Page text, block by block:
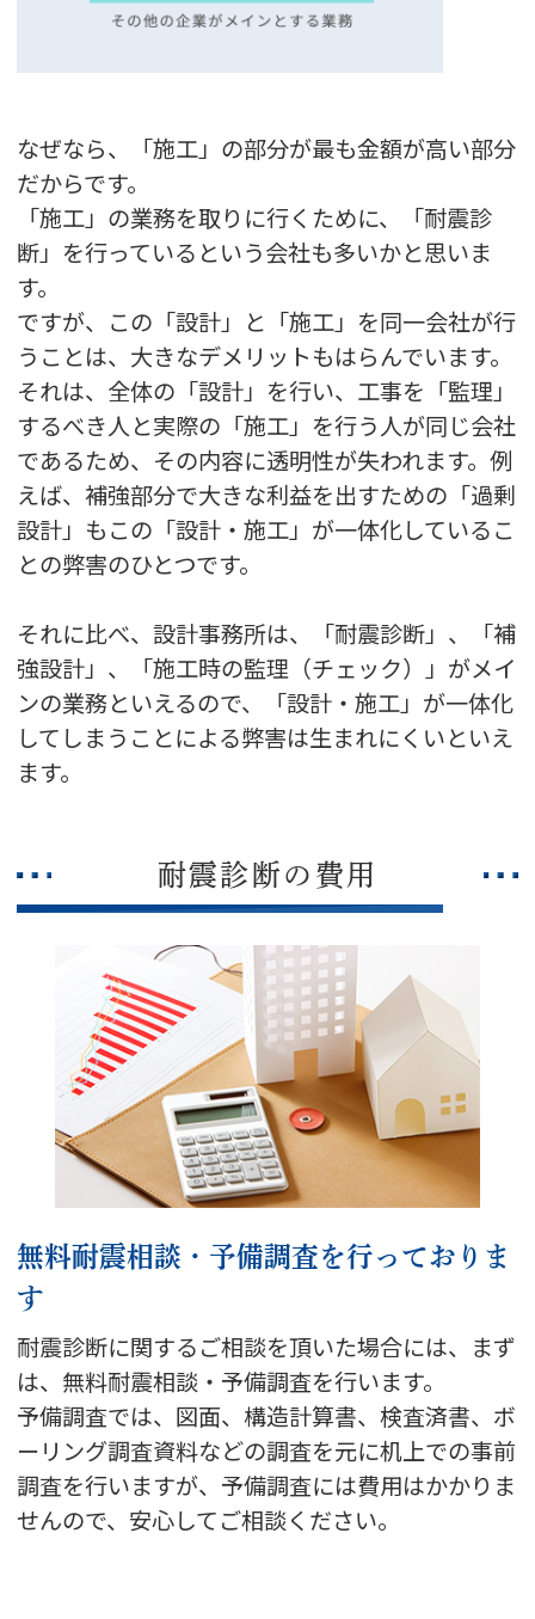
なぜなら、「施工」の部分が最も金額が高い部分
だからです。
「施工」の業務を取りに行くために、「耐震診
断」を行っているという会社も多いかと思いま
す。
ですが、この「設計」と「施工」を同一会社が行
うことは、大きなデメリットもはらんでいます。
それは、全体の「設計」を行い、工事を「監理」
するべき人と実際の「施工」を行う人が同じ会社
であるため、その内容に透明性が失われます。例
えば、補強部分で大きな利益を出すための「過剰
設計」もこの「設計・施工」が一体化しているこ
との弊害のひとつです。
それに比べ、設計事務所は、「耐震診断」、「補
強設計」、「施工時の監理（チェック）」がメイ
ンの業務といえるので、「設計・施工」が一体化
してしまうことによる弊害は生まれにくいといえ
ます。
耐震診断の費用
無料耐震相談・予備調査を行っておりま
す
耐震診断に関するご相談を頂いた場合には、まず
は、無料耐震相談・予備調査を行います。
予備調査では、図面、構造計算書、検査済書、ボ
ーリング調査資料などの調査を元に机上での事前
調査を行いますが、予備調査には費用はかかりま
せんので、安心してご相談ください。